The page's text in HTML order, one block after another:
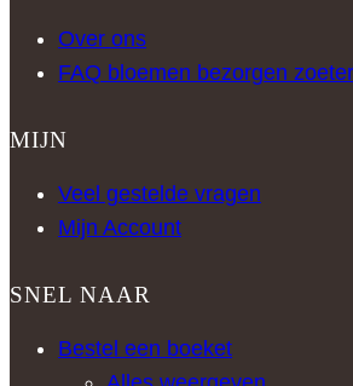
Over ons
FAQ bloemen bezorgen
MIJN
Veel gestelde vragen
Mijn Account
SNEL NAAR
Bestel een boeket